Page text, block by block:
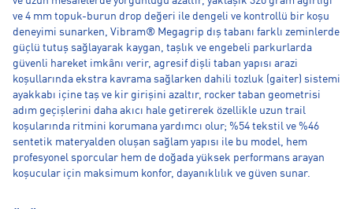
ve 4 mm topuk-burun drop değeri ile dengeli ve kontrollü bir koşu
deneyimi sunarken, Vibram® Megagrip dış tabanı farklı zeminlerde
güçlü tutuş sağlayarak kaygan, taşlık ve engebeli parkurlarda
güvenli hareket imkânı verir, agresif dişli taban yapısı arazi
koşullarında ekstra kavrama sağlarken dahili tozluk (gaiter) sistemi
ayakkabı içine taş ve kir girişini azaltır, rocker taban geometrisi
adım geçişlerini daha akıcı hale getirerek özellikle uzun trail
koşularında ritmini korumana yardımcı olur; %54 tekstil ve %46
sentetik materyalden oluşan sağlam yapısı ile bu model, hem
profesyonel sporcular hem de doğada yüksek performans arayan
koşucular için maksimum konfor, dayanıklılık ve güven sunar.